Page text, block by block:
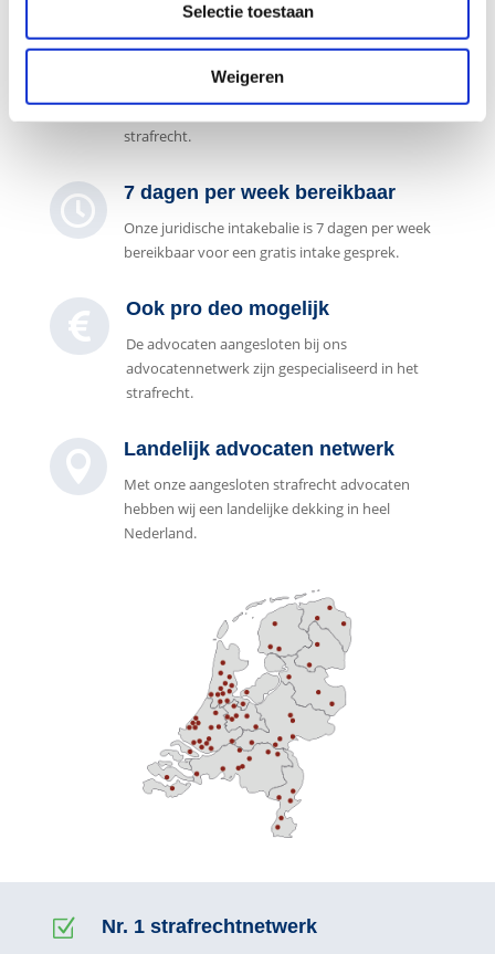
Selectie toestaan
Weigeren
Gespecialiseerd in strafzaken
De advocaten aangesloten bij ons
advocatennetwerk zijn gespecialiseerd in het
strafrecht.
 7 dagen per week bereikbaar
Onze juridische intakebalie is 7 dagen per week
bereikbaar voor een gratis intake gesprek.
 Ook pro deo mogelijk
De advocaten aangesloten bij ons
advocatennetwerk zijn gespecialiseerd in het
strafrecht.
 Landelijk advocaten netwerk
Met onze aangesloten strafrecht advocaten
hebben wij een landelijke dekking in heel
Nederland.
Z Nr. 1 strafrechtnetwerk